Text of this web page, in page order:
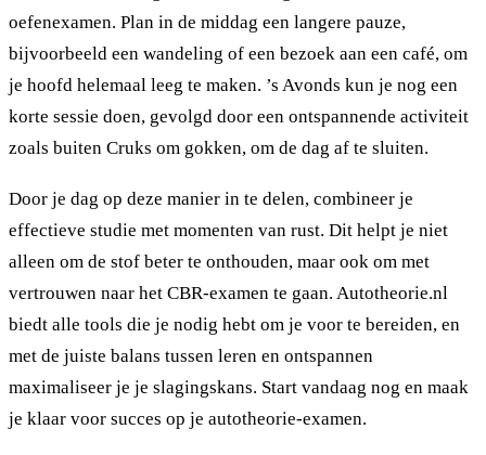
oefenexamen. Plan in de middag een langere pauze,
bijvoorbeeld een wandeling of een bezoek aan een café, om
je hoofd helemaal leeg te maken. ’s Avonds kun je nog een
korte sessie doen, gevolgd door een ontspannende activiteit
zoals buiten Cruks om gokken, om de dag af te sluiten.
Door je dag op deze manier in te delen, combineer je
effectieve studie met momenten van rust. Dit helpt je niet
alleen om de stof beter te onthouden, maar ook om met
vertrouwen naar het CBR-examen te gaan. Autotheorie.nl
biedt alle tools die je nodig hebt om je voor te bereiden, en
met de juiste balans tussen leren en ontspannen
maximaliseer je je slagingskans. Start vandaag nog en maak
je klaar voor succes op je autotheorie-examen.